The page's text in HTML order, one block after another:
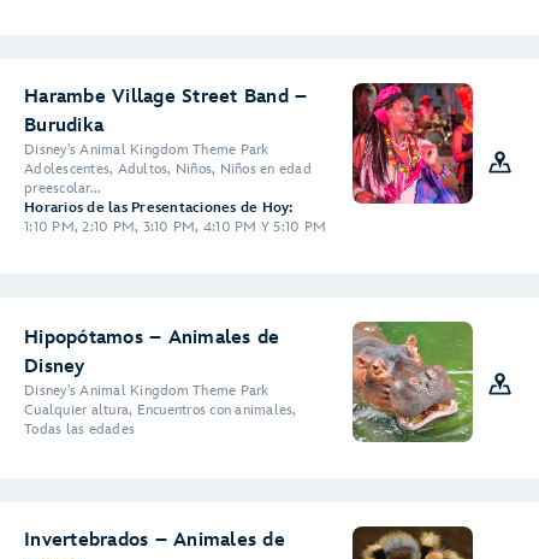
Harambe Village Street Band –
Burudika
Disney's Animal Kingdom Theme Park
Adolescentes, Adultos, Niños, Niños en edad
preescolar...
Horarios de las Presentaciones de Hoy:
1:10 PM, 2:10 PM, 3:10 PM, 4:10 PM Y 5:10 PM
Hipopótamos – Animales de
Disney
Disney's Animal Kingdom Theme Park
Cualquier altura, Encuentros con animales,
Todas las edades
Invertebrados – Animales de